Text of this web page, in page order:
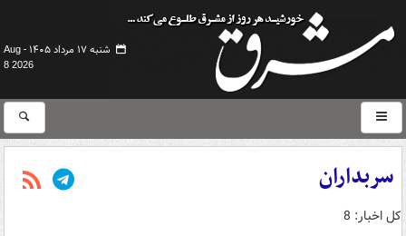
شنبه ۱۷ مرداد ۱۴۰۵ -
Aug
8 2026
سربداران
کل اخبار: 8